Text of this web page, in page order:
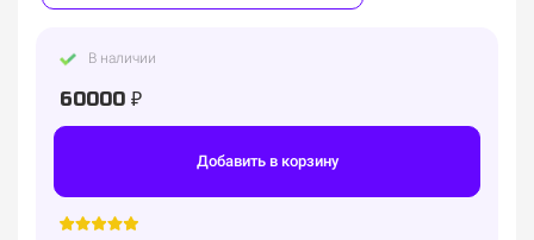
В наличии
60000 ₽
Добавить в корзину